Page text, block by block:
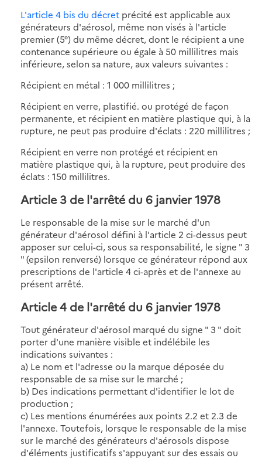
L'article 4 bis du décret précité est applicable aux
générateurs d'aérosol, même non visés à l'article
premier (5°) du même décret, dont le récipient a une
contenance supérieure ou égale à 50 millilitres mais
inférieure, selon sa nature, aux valeurs suivantes :
Récipient en métal : 1 000 millilitres ;
Récipient en verre, plastifié. ou protégé de façon
permanente, et récipient en matière plastique qui, à la
rupture, ne peut pas produire d'éclats : 220 millilitres ;
Récipient en verre non protégé et récipient en
matière plastique qui, à la rupture, peut produire des
éclats : 150 millilitres.
Article 3 de l'arrêté du 6 janvier 1978
Le responsable de la mise sur le marché d'un
générateur d'aérosol défini à l'article 2 ci-dessus peut
apposer sur celui-ci, sous sa responsabilité, le signe " 3
" (epsilon renversé) lorsque ce générateur répond aux
prescriptions de l'article 4 ci-après et de l'annexe au
présent arrêté.
Article 4 de l'arrêté du 6 janvier 1978
Tout générateur d'aérosol marqué du signe " 3 " doit
porter d'une manière visible et indélébile les
indications suivantes :
a) Le nom et l'adresse ou la marque déposée du
responsable de sa mise sur le marché ;
b) Des indications permettant d'identifier le lot de
production ;
c) Les mentions énumérées aux points 2.2 et 2.3 de
l'annexe. Toutefois, lorsque le responsable de la mise
sur le marché des générateurs d'aérosols dispose
d'éléments justificatifs s'appuyant sur des essais ou